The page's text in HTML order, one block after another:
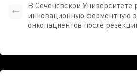
В Сеченовском Университете
инновационную ферментную
онкопациентов после